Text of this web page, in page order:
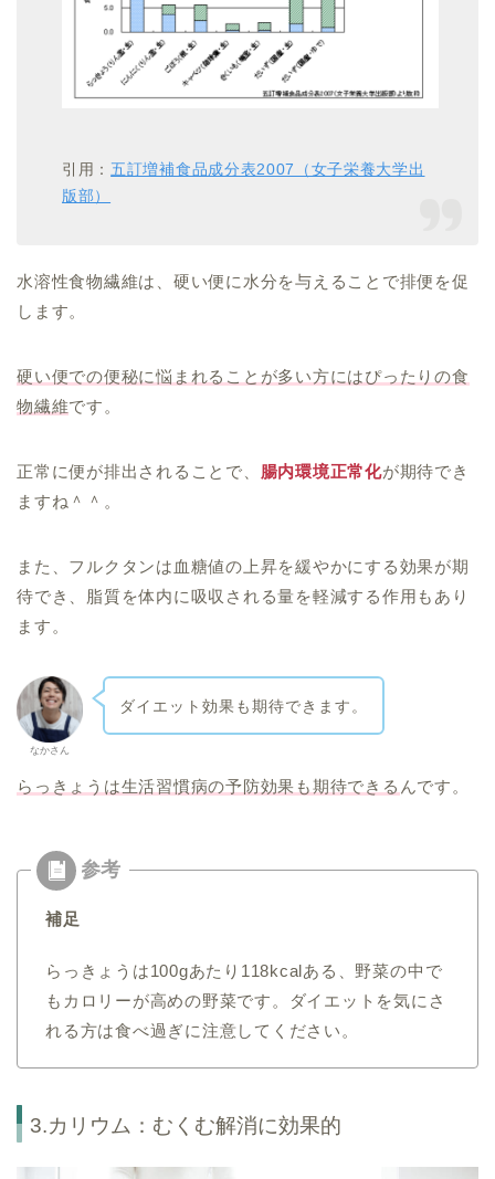
引用： 五訂増補食品成分表2007（女子栄養大学出
版部）
水溶性食物繊維は、硬い便に水分を与えることで排便を促
します。
硬い便での便秘に悩まれることが多い方にはぴったりの食
物繊維です。
正常に便が排出されることで、 腸内環境正常化が期待でき
ますね＾＾。
また、フルクタンは血糖値の上昇を緩やかにする効果が期
待でき、脂質を体内に吸収される量を軽減する作用もあり
ます。
なかさん
ダイエット効果も期待できます。
らっきょうは生活習慣病の予防効果も期待できる んです。
補足
らっきょうは100gあたり118kcalある、野菜の中で
もカロリーが高めの野菜です。ダイエットを気にさ
れる方は食べ過ぎに注意してください。
3.カリウム：むくむ解消に効果的